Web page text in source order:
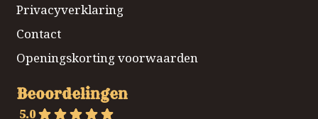
Privacyverklaring
Contact
Openingskorting voorwaarden
Beoordelingen
5.0